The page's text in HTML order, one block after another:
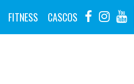
FITNESS CASCOS